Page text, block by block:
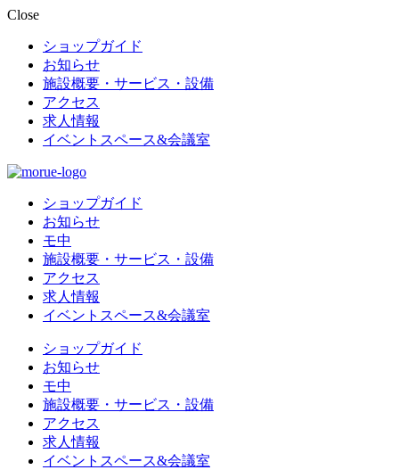
Close
ショップガイド
お知らせ
施設概要・サービス・設備
アクセス
求人情報
イベントスペース&会議室
ショップガイド
お知らせ
モ中
施設概要・サービス・設備
アクセス
求人情報
イベントスペース&会議室
ショップガイド
お知らせ
モ中
施設概要・サービス・設備
アクセス
求人情報
イベントスペース&会議室